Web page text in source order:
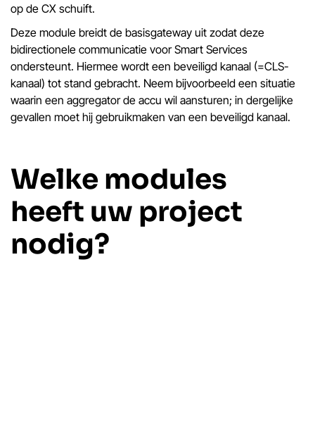
op de CX schuift.
Deze module breidt de basisgateway uit zodat deze
bidirectionele communicatie voor Smart Services
ondersteunt. Hiermee wordt een beveiligd kanaal (=CLS-
kanaal) tot stand gebracht. Neem bijvoorbeeld een situatie
waarin een aggregator de accu wil aansturen; in dergelijke
gevallen moet hij gebruikmaken van een beveiligd kanaal.
Welke modules
heeft uw project
nodig?